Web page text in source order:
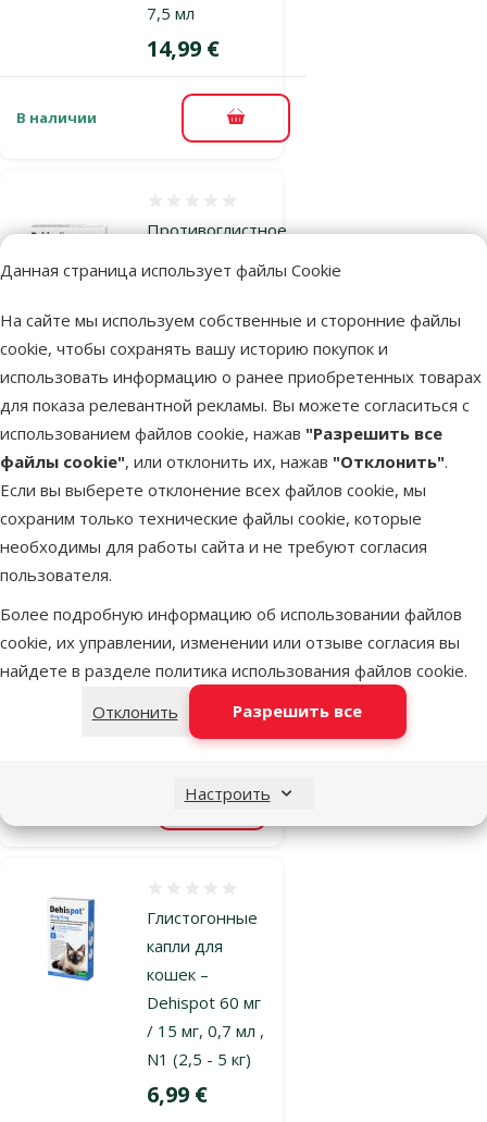
Данная страница использует файлы Cookie
На сайте мы используем собственные и сторонние файлы
cookie, чтобы сохранять вашу историю покупок и
использовать информацию о ранее приобретенных товарах
для показа релевантной рекламы. Вы можете согласиться с
использованием файлов cookie, нажав "Разрешить все
файлы cookie", или отклонить их, нажав "Отклонить".
Если вы выберете отклонение всех файлов cookie, мы
сохраним только технические файлы cookie, которые
необходимы для работы сайта и не требуют согласия
пользователя.
Более подробную информацию об использовании файлов
cookie, их управлении, изменении или отзыве согласия вы
найдете в разделе политика использования файлов cookie.
Отклонить
Разрешить все
Настроить
7,5 мл
Цена
14,99 €
В наличии В корзину
Противоглистное
кошек – DEHINEL
Cat N2
Цена
5,99 €
В наличии В корзину
Глистогонные
капли для
Dehispot 30
мг/7,5 мг, 0,35
мл,N1 (0,5-2,5
Цена
6,49 €
Глистогонные
капли для
кошек –
Dehispot 60 мг
/ 15 мг, 0,7 мл ,
N1 (2,5 - 5 кг)
Цена
6,99 €